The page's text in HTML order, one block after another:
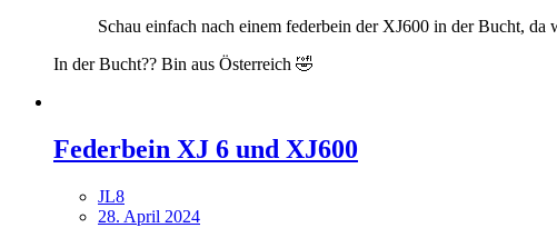
Schau einfach nach einem federbein der XJ600 in der Bucht, da
In der Bucht?? Bin aus Österreich 🤣
Federbein XJ 6 und XJ600
JL8
28. April 2024